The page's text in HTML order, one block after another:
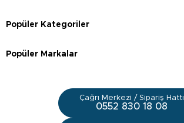
Popüler Kategoriler
Popüler Markalar
Çağrı Merkezi / Sipariş Hattı
0552 830 18 08